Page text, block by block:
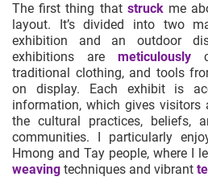
The first thing that struckme
layout. It’s divided into two
exhibition and an outdoor
exhibitions are meticulously
traditional clothing, and tools
on display. Each exhibit is
information, which gives visitors
the cultural practices, beliefs,
communities. I particularly
Hmong and Tay people, where I
weaving techniques and vibrant